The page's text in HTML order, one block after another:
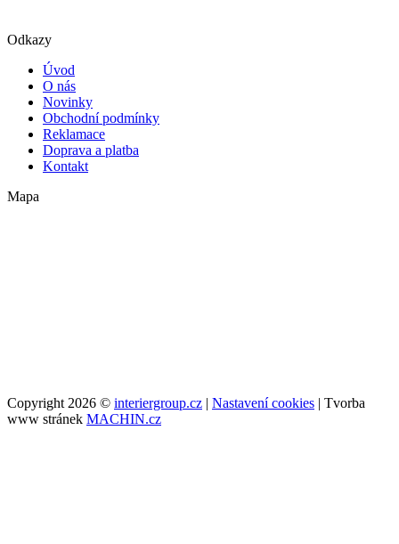
Odkazy
Úvod
O nás
Novinky
Obchodní podmínky
Reklamace
Doprava a platba
Kontakt
Mapa
Copyright 2026 © interiergroup.cz | Nastavení cookies | Tvorba
www stránek MACHIN.cz